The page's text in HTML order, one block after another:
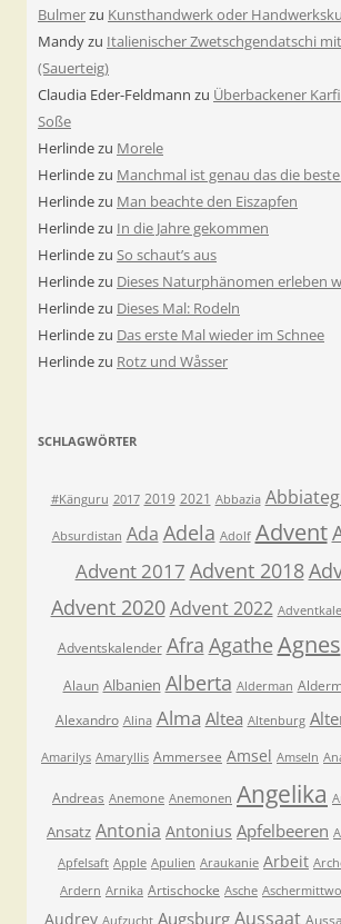
Bulmerzu Kunsthandwerk oder
Mandyzu Italienischer Zwetschgendatschi
(Sauerteig)
Claudia Eder-Feldmann zu Überbackener
Soße
Herlindezu Morele
Herlindezu Manchmal ist genau das die
Herlindezu Man beachte den Eiszapfen
Herlindezu In die Jahre gekommen
Herlindezu So schaut’s aus
Herlindezu Dieses Naturphänomen erleben
Herlindezu Dieses Mal: Rodeln
Herlindezu Das erste Mal wieder im Schnee
Herlindezu Rotz und Wåsser
SCHLAGWÖRTER
#Känguru 2017 2019 2021 Abbazia
Absurdistan Ada Adela Adolf Advent
Advent 2017 Advent 2018
Advent 2020 Advent 2022
Adventskalender Afra Agathe Agnes
Alaun Albanien Alberta Alderman
Alexandro Alina Alma Altea Altenburg
Amarilys Amaryllis Ammersee Amsel Amseln
Andreas Anemone Anemonen Angelika
Ansatz Antonia Antonius Apfelbeeren
Apfelsaft Apple Apulien Araukanie Arbeit
Ardern Arnika Artischocke Asche
Audrey Augsburg Aussaat